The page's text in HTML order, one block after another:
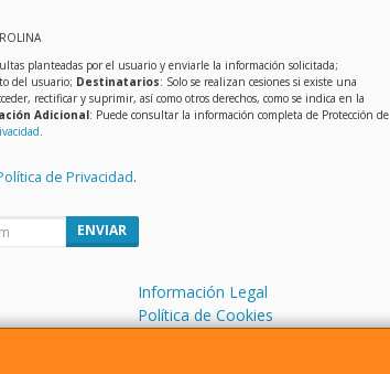
planteadas por el usuario y enviarle la información solicitada;
del usuario; Destinatarios: Solo se realizan cesiones si existe una
rectificar y suprimir, así como otros derechos, como se indica en la
Adicional: Puede consultar la información completa de Protección de
.
de Privacidad.
ENVIAR
Información Legal
Política de Cookies